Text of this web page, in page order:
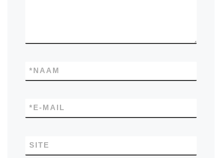
NAAM
*
E-MAIL
*
SITE